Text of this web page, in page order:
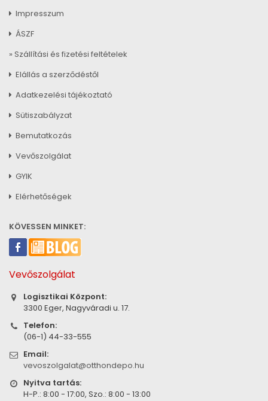
Impresszum
ÁSZF
» Szállítási és fizetési feltételek
Elállás a szerződéstől
Adatkezelési tájékoztató
Sütiszabályzat
Bemutatkozás
Vevőszolgálat
GYIK
Elérhetőségek
KÖVESSEN MINKET:
Vevőszolgálat
Logisztikai Központ:
3300 Eger, Nagyváradi u. 17.
Telefon:
(06-1) 44-33-555
Email:
vevoszolgalat@otthondepo.hu
Nyitva tartás:
H-P.: 8:00 - 17:00, Szo.: 8:00 - 13:00